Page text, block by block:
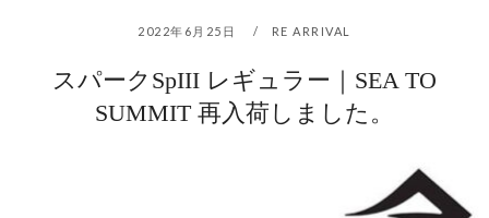
2022年6月25日 RE ARRIVAL
スパークSpIII レギュラー｜SEA TO
SUMMIT 再入荷しました。